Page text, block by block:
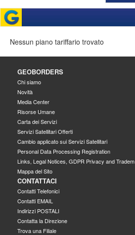
Nessun piano tariffario trovato
GEOBORDERS
Chi siamo
Novità
Media Center
Risorse Umane
Carta dei Servizi
Servizi Satellitari Offerti
Cambio applicato sui Servizi Satellitari
Personal Data Processing Registration
Links, Legal Notices, GDPR Privacy and Tradem
Mappa del Sito
CONTATTACI
Contatti Telefonici
Contatti EMAIL
Indirizzi POSTALI
Contatta la Direzione
Trova una Filiale